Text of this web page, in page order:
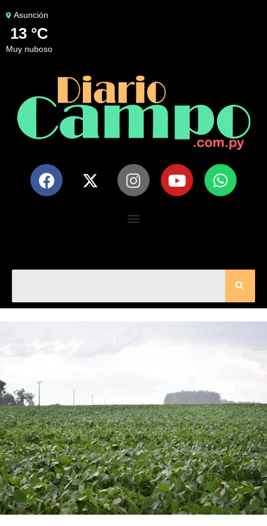
Asunción
13 °C
muy nuboso